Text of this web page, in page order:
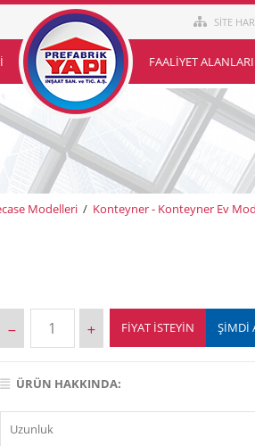
SİTE
FAALIYET ALANLARI
Modelleri / Konteyner - Konteyner Ev
FIYAT İSTEYIN ŞİMDİ
ÜRÜN HAKKINDA:
Uzunluk